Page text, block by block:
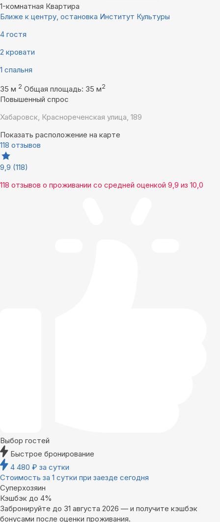
1-комнатная Квартира
Ближе к центру, остановка Институт Культуры
4 гостя
2 кровати
1 спальня
35 м 2 Общая площадь: 35 м2
Повышенный спрос
Хабаровск, Краснореченская улица, 189
Показать расположение на карте
118 отзывов
9,9 (118)
118 отзывов о проживании со средней оценкой 9,9 из 10,0
Выбор гостей
Быстрое бронирование
4 480 ₽ за сутки
Стоимость за 1 сутки при заезде сегодня
Суперхозяин
Кэшбэк до 4%
Забронируйте до 31 августа 2026 — и получите кэшбэк
бонусами после оценки проживания.